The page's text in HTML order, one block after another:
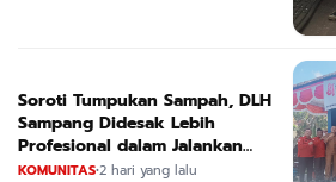
Soroti Tumpukan Sampah, DLH
Sampang Didesak Lebih
Profesional dalam Jalankan
Tugas
KOMUNITAS•2 hari yang lalu